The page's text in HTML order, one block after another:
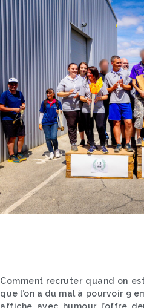
Comment recruter quand on
que l’on a du mal à pourvoir 9